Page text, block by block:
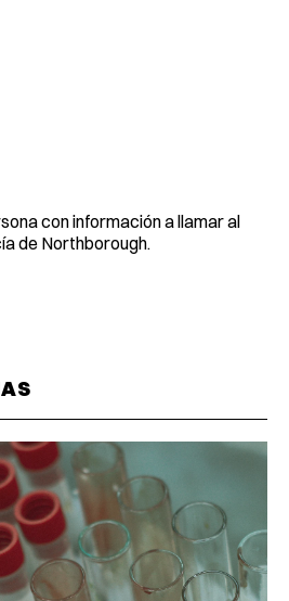
con información a llamar al
de Northborough.